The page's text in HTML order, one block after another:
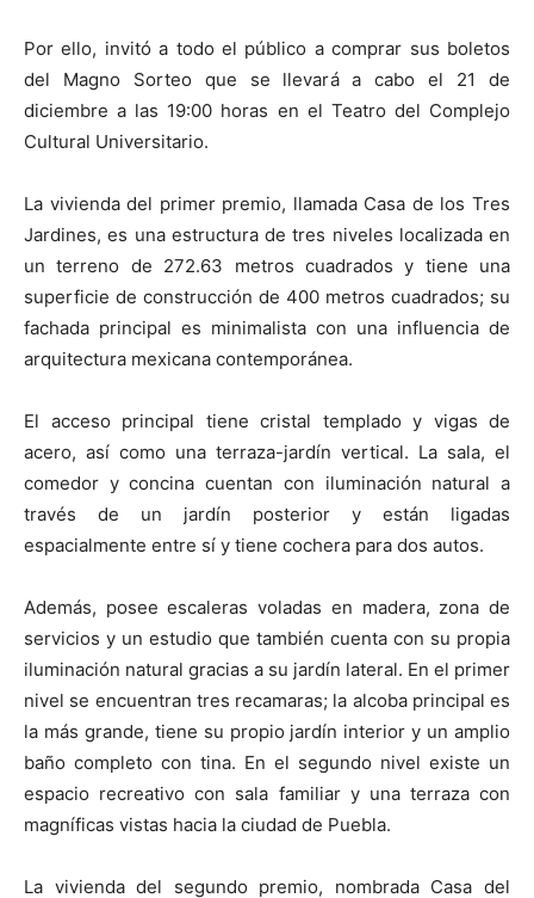
Por ello, invitó a todo el público a comprar sus boletos
del Magno Sorteo que se llevará a cabo el 21 de
diciembre a las 19:00 horas en el Teatro del Complejo
Cultural Universitario.
La vivienda del primer premio, llamada Casa de los Tres
Jardines, es una estructura de tres niveles localizada en
un terreno de 272.63 metros cuadrados y tiene una
superficie de construcción de 400 metros cuadrados; su
fachada principal es minimalista con una influencia de
arquitectura mexicana contemporánea.
El acceso principal tiene cristal templado y vigas de
acero, así como una terraza-jardín vertical. La sala, el
comedor y concina cuentan con iluminación natural a
través de un jardín posterior y están ligadas
espacialmente entre sí y tiene cochera para dos autos.
Además, posee escaleras voladas en madera, zona de
servicios y un estudio que también cuenta con su propia
iluminación natural gracias a su jardín lateral. En el primer
nivel se encuentran tres recamaras; la alcoba principal es
la más grande, tiene su propio jardín interior y un amplio
baño completo con tina. En el segundo nivel existe un
espacio recreativo con sala familiar y una terraza con
magníficas vistas hacia la ciudad de Puebla.
La vivienda del segundo premio, nombrada Casa del